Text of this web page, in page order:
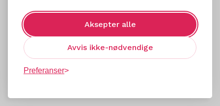
Aksepter alle
Avvis ikke-nødvendige
Preferanser